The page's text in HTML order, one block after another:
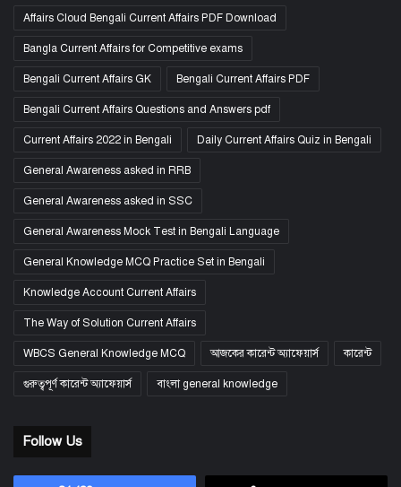
Affairs Cloud Bengali Current Affairs PDF Download
Bangla Current Affairs for Competitive exams
Bengali Current Affairs GK Bengali Current Affairs PDF
Bengali Current Affairs Questions and Answers pdf
Current Affairs 2022 in Bengali Daily Current Affairs Quiz in Bengali
General Awareness asked in RRB
General Awareness asked in SSC
General Awareness Mock Test in Bengali Language
General Knowledge MCQ Practice Set in Bengali
Knowledge Account Current Affairs
The Way of Solution Current Affairs
WBCS General Knowledge MCQ আজকের কারেন্ট অ্যাফেয়ার্স কারেন্ট
গুরুত্বপূর্ণ কারেন্ট অ্যাফেয়ার্স বাংলা general knowledge
Follow Us